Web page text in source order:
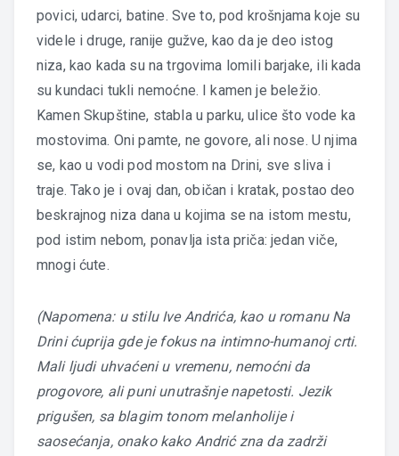
povici, udarci, batine. Sve to, pod krošnjama koje su
videle i druge, ranije gužve, kao da je deo istog
niza, kao kada su na trgovima lomili barjake, ili kada
su kundaci tukli nemoćne. I kamen je beležio.
Kamen Skupštine, stabla u parku, ulice što vode ka
mostovima. Oni pamte, ne govore, ali nose. U njima
se, kao u vodi pod mostom na Drini, sve sliva i
traje. Tako je i ovaj dan, običan i kratak, postao deo
beskrajnog niza dana u kojima se na istom mestu,
pod istim nebom, ponavlja ista priča: jedan viče,
mnogi ćute.
(Napomena: u stilu Ive Andrića, kao u romanu Na
Drini ćuprija gde je fokus na intimno-humanoj crti.
Mali ljudi uhvaćeni u vremenu, nemoćni da
progovore, ali puni unutrašnje napetosti. Jezik
prigušen, sa blagim tonom melanholije i
saosećanja, onako kako Andrić zna da zadrži